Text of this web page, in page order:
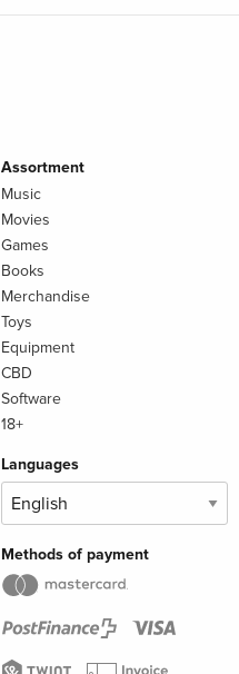
Assortment
Music
Movies
Games
Books
Merchandise
Toys
Equipment
CBD
Software
18+
Languages
Methods of payment